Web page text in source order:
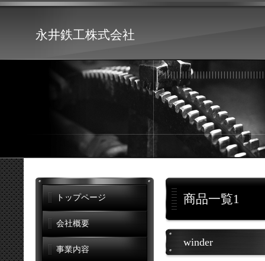
永井鉄工株式会社
トップページ
会社概要
事業内容
商品一覧1
winder